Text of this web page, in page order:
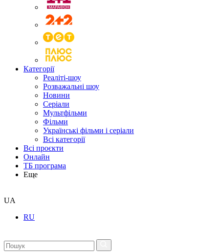
Категорії
Реаліті-шоу
Розважальні шоу
Новини
Серіали
Мультфільми
Фільми
Українські фільми і серіали
Всі категорії
Всі проєкти
Онлайн
ТБ програма
Еще
UA
RU